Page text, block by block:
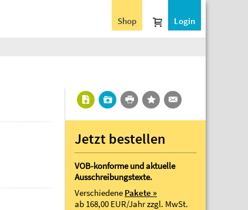
Login
Shop
Jetzt bestellen
VOB-konforme und aktuelle
Ausschreibungstexte.
Verschiedene Pakete »
ab 168,00 EUR/Jahrzzgl. MwSt.